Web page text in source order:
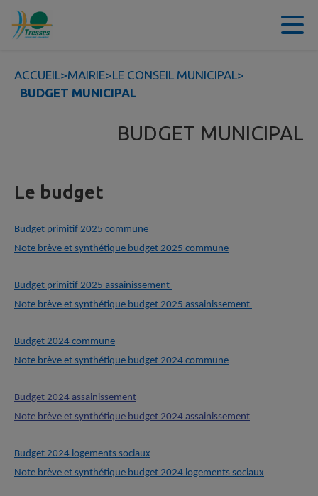
Contenu
ACCUEIL>MAIRIE>LE CONSEIL MUNICIPAL>
BUDGET MUNICIPAL
BUDGET MUNICIPAL
Le budget
Budget primitif 2025 commune
Note brève et synthétique budget 2025 commune
Budget primitif 2025 assainissement
Note brève et synthétique budget 2025 assainissement
Budget 2024 commune
Note brève et synthétique budget 2024 commune
Budget 2024 assainissement
Note brève et synthétique budget 2024 assainissement
Budget 2024 logements sociaux
Note brève et synthétique budget 2024 logements sociaux